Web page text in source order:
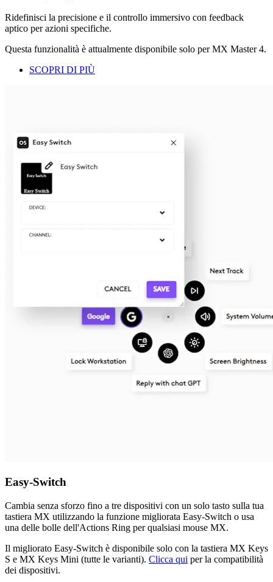
Ridefinisci la precisione e il controllo immersivo con feedback
aptico per azioni specifiche.
Questa funzionalità è attualmente disponibile solo per MX Master 4.
SCOPRI DI PIÙ
Easy-Switch
Cambia senza sforzo fino a tre dispositivi con un solo tasto sulla tua
tastiera MX utilizzando la funzione migliorata Easy-Switch o usa
una delle bolle dell'Actions Ring per qualsiasi mouse MX.
Il migliorato Easy-Switch è disponibile solo con la tastiera MX Keys
S e MX Keys Mini (tutte le varianti). Clicca qui per la compatibilità
dei dispositivi.